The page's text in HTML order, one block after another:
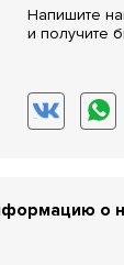
Напишите
и получите
о